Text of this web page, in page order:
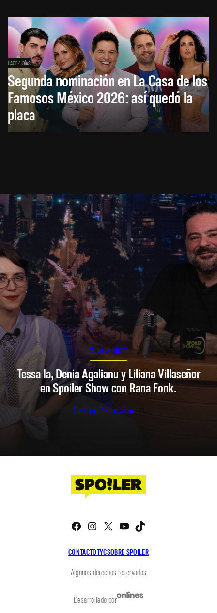
HACE 4 DÍAS
Segunda nominación en La Casa de los
Famosos México 2026: así quedó la
placa
SPOILER SHOW
Tessa Ia, Denia Agalianu y Liliana Villaseñor
en Spoiler Show con Rana Fonk.
Ver en Youtube
CONTACTOTYCSOBRE SPOILER
Facebook
Instagram
X YouTube
Algunos derechos reservados
Desarrollado por